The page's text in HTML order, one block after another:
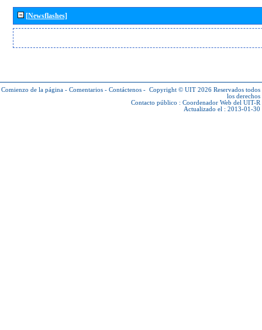
[Newsflashes]
Comienzo de la página - Comentarios - Contáctenos - Copyright © UIT 2026 Reservados todos
los derechos
Contacto público : Coordenador Web del UIT-R
Actualizado el : 2013-01-30